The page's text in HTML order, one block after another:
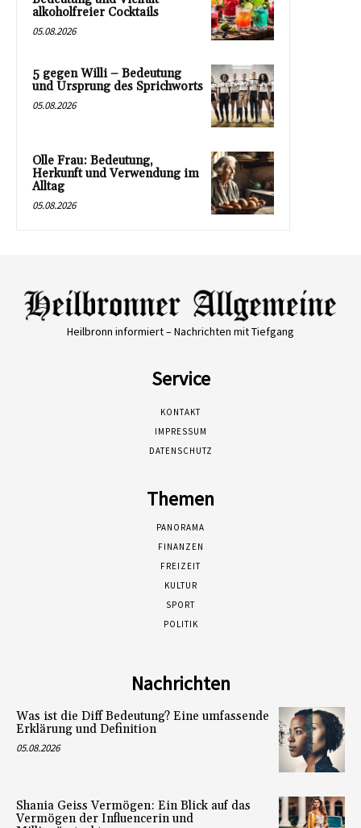
alkoholfreier Cocktails
05.08.2026
5 gegen Willi – Bedeutung
und Ursprung des Sprichworts
05.08.2026
Olle Frau: Bedeutung,
Herkunft und Verwendung im
Alltag
05.08.2026
Heilbronn informiert – Nachrichten mit Tiefgang
Service
KONTAKT
IMPRESSUM
DATENSCHUTZ
Themen
PANORAMA
FINANZEN
FREIZEIT
KULTUR
SPORT
POLITIK
Nachrichten
Was ist die Diff Bedeutung? Eine umfassende
Erklärung und Definition
05.08.2026
Shania Geiss Vermögen: Ein Blick auf das
Vermögen der Influencerin und